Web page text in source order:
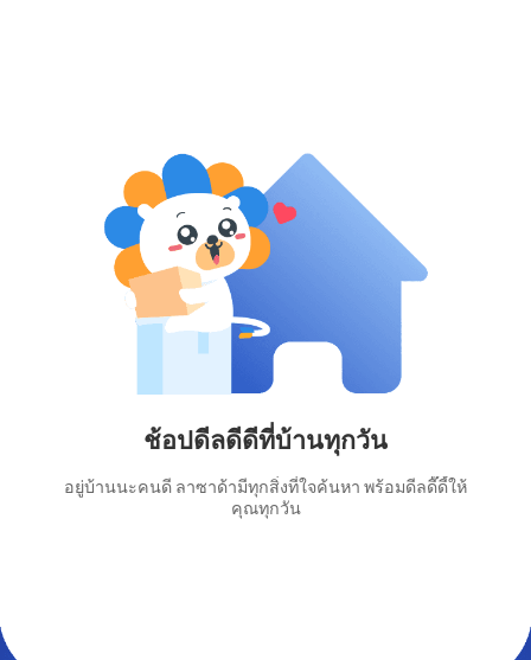
ช้อปดีลดีดีที่บ้านทุกวัน
อยู่บ้านนะคนดี ลาซาด้ามีทุกสิ่งที่ใจค้นหา พร้อมดีลดี๊ดี้ให้
คุณทุกวัน